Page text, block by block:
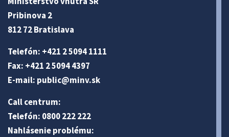
Pribinova 2
812 72 Bratislava
Telefón: +421 2 5094 1111
Fax: +421 2 5094 4397
E-mail: public@minv.sk
Call centrum:
Telefón: 0800 222 222
Nahlásenie problému: